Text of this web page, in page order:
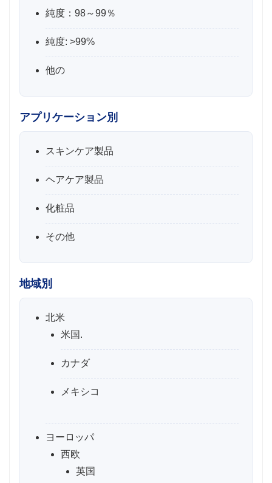
純度：98～99％
純度: >99%
他の
アプリケーション別
スキンケア製品
ヘアケア製品
化粧品
その他
地域別
北米
米国.
カナダ
メキシコ
ヨーロッパ
西欧
英国